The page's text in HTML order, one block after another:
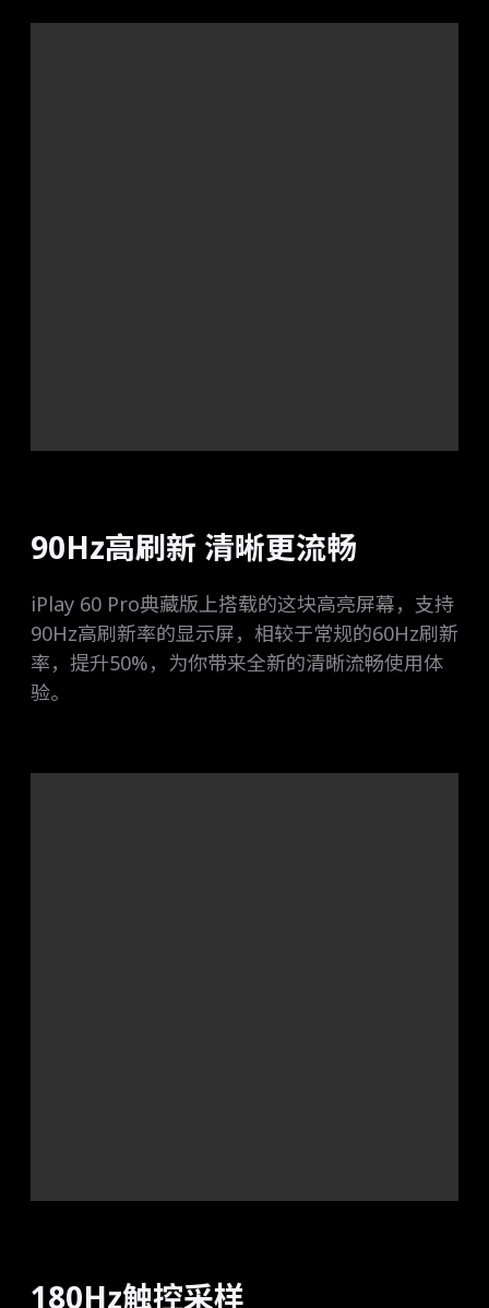
90Hz高刷新 清晰更流畅
iPlay 60 Pro典藏版上搭载的这块高亮屏幕，支持
90Hz高刷新率的显示屏，相较于常规的60Hz刷新
率，提升50%，为你带来全新的清晰流畅使用体
验。
180Hz触控采样